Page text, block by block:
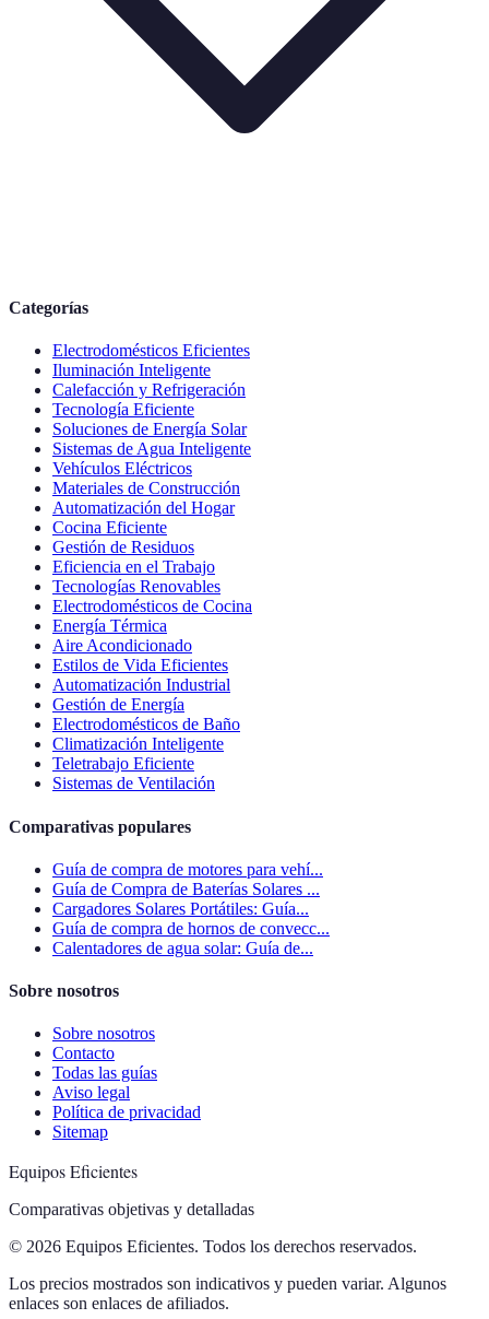
Categorías
Electrodomésticos Eficientes
Iluminación Inteligente
Calefacción y Refrigeración
Tecnología Eficiente
Soluciones de Energía Solar
Sistemas de Agua Inteligente
Vehículos Eléctricos
Materiales de Construcción
Automatización del Hogar
Cocina Eficiente
Gestión de Residuos
Eficiencia en el Trabajo
Tecnologías Renovables
Electrodomésticos de Cocina
Energía Térmica
Aire Acondicionado
Estilos de Vida Eficientes
Automatización Industrial
Gestión de Energía
Electrodomésticos de Baño
Climatización Inteligente
Teletrabajo Eficiente
Sistemas de Ventilación
Comparativas populares
Guía de compra de motores para vehí...
Guía de Compra de Baterías Solares ...
Cargadores Solares Portátiles: Guía...
Guía de compra de hornos de convecc...
Calentadores de agua solar: Guía de...
Sobre nosotros
Sobre nosotros
Contacto
Todas las guías
Aviso legal
Política de privacidad
Sitemap
Equipos Eficientes
Comparativas objetivas y detalladas
© 2026 Equipos Eficientes. Todos los derechos reservados.
Los precios mostrados son indicativos y pueden variar. Algunos
enlaces son enlaces de afiliados.